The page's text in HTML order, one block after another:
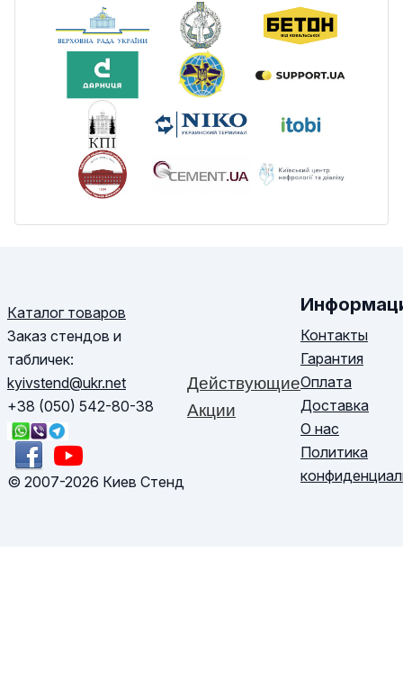
Каталог товаров
Заказ стендов и
табличек:
kyivstend@ukr.net
+38 (050) 542-80-38
© 2007-2026 Киев Стенд
Действующие
Акции
Контакты
Гарантия
Оплата
Доставка
О нас
Политика